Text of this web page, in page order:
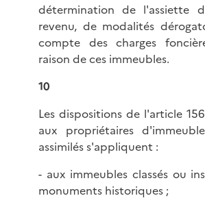
détermination de l'assiette
revenu, de modalités
compte des charges
raison de ces immeubles.
10
Les dispositions de l'article
aux propriétaires
assimilés s'appliquent :
- aux immeubles classés ou
monuments historiques ;